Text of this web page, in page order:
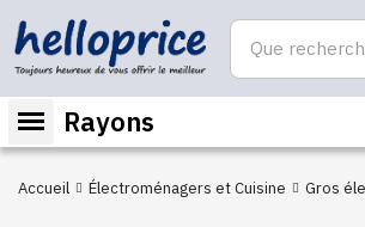
Rayons
Accueil Électroménagers et Cuisine Gros